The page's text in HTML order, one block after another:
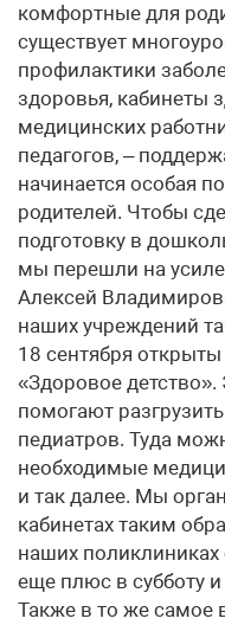
комфортные для
существует
профилактики
здоровья, кабинеты
медицинских
педагогов, –
начинается особая
родителей. Чтобы
подготовку в
мы перешли на
Алексей
наших учреждений
18 сентября
«Здоровое
помогают
педиатров. Туда
необходимые
и так далее. Мы
кабинетах таким
наших поликлиниках
еще плюс в субботу
Также в то же самое